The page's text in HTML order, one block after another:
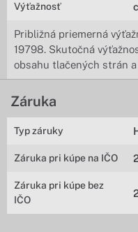
Výťažnosť
Približná priemerná
19798. Skutočná
obsahu tlačených strán
Záruka
Typ záruky
Záruka pri kúpe na IČO
Záruka pri kúpe bez
IČO